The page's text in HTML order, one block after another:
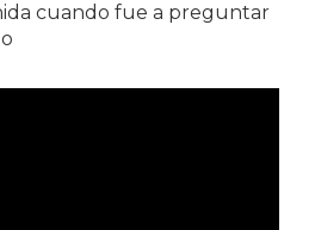
cuando fue a preguntar